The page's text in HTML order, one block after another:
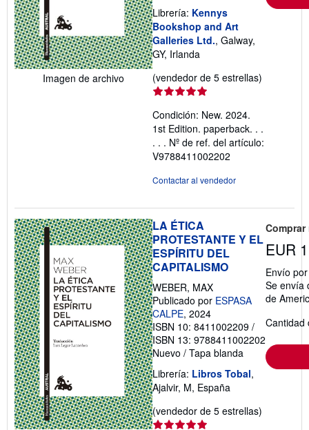
Imagen de archivo
Librería: Kennys
Bookshop and Art
Galleries Ltd., Galway,
GY, Irlanda
(vendedor de 5 estrellas)
de
5
Condición: New. 2024.
1st Edition. paperback. . .
. . . Nº de ref. del artículo:
V9788411002202
Contactar al vendedor
LA ÉTICA
PROTESTANTE Y EL
ESPÍRITU DEL
CAPITALISMO
WEBER, MAX
Publicado por ESPASA
CALPE, 2024
ISBN 10: 8411002209 /
ISBN 13: 9788411002202
Nuevo / Tapa blanda
Librería: Libros Tobal,
Ajalvir, M, España
(vendedor de 5 estrellas)
EUR
Envío
Se envía
de
Cantidad